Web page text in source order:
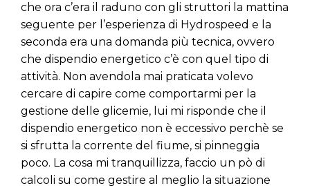
che ora c’era il raduno con gli struttori la mattina
seguente per l’esperienza di Hydrospeed e la
seconda era una domanda più tecnica, ovvero
che dispendio energetico c’è con quel tipo di
attività. Non avendola mai praticata volevo
cercare di capire come comportarmi per la
gestione delle glicemie, lui mi risponde che il
dispendio energetico non è eccessivo perchè se
si sfrutta la corrente del fiume, si pinneggia
poco. La cosa mi tranquillizza, faccio un pò di
calcoli su come gestire al meglio la situazione